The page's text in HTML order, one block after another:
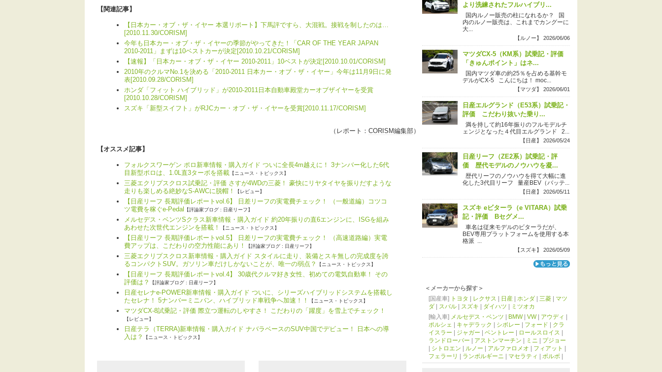
【関連記事】
【日本カー・オブ・ザ・イヤー 本選リポート】下馬評ですら、大混戦。接戦を制したのは…
[2010.11.30/CORISM]
今年も日本カー・オブ・ザ・イヤーの季節がやってきた！「CAR OF THE YEAR JAPAN
2010-2011」まずは10ベストカーが決定[2010.10.21/CORISM]
【速報】「日本カー・オブ・ザ・イヤー 2010-2011」10ベストが決定[2010.10.01/CORISM]
2010年のクルマNo.1を決める「2010-2011 日本カー・オブ・ザ・イヤー」今年は11月9日に発
表[2010.09.28/CORISM]
ホンダ「フィット ハイブリッド」が2010-2011日本自動車殿堂カーオブザイヤーを受賞
[2010.10.28/CORISM]
スズキ「新型スイフト」がRJCカー・オブ・ザ・イヤーを受賞[2010.11.17/CORISM]
（レポート： CORISM編集部）
【オススメ記事】
フォルクスワーゲン ポロ新車情報・購入ガイド ついに全長4m越えに！ 3ナンバー化した6代
目新型ポロは、1.0L直3ターボを搭載 【ニュース・トピックス】
三菱エクリプスクロス試乗記・評価 さすが4WDの三菱！ 豪快にリヤタイヤを振りだすような
走りも楽しめる絶妙なS-AWCに脱帽！
【レビュー】
【日産リーフ 長期評価レポートvol.6】 日差リーフの実電費チェック！ （一般道編）コツコ
ツ電費を稼ぐe-Pedal
【評論家ブログ : 日産リーフ】
メルセデス・ベンツSクラス新車情報・購入ガイド 約20年振りの直6エンジンに、ISGを組み
あわせた次世代エンジンを搭載！
【ニュース・トピックス】
【日産リーフ 長期評価レポートvol.5】 日差リーフの実電費チェック！ （高速道路編）実電
費アップは、こだわりの空力性能にあり！
【評論家ブログ : 日産リーフ】
三菱エクリプスクロス新車情報・購入ガイド スタイルに走り、装備とスキ無しの完成度を誇
るコンパクトSUV。ガソリン車だけしかないことが、唯一の弱点？
【ニュース・トピックス】
【日産リーフ 長期評価レポートvol.4】 30歳代クルマ好き女性、初めての電気自動車！ その
評価は？
【評論家ブログ : 日産リーフ】
日産セレナe-POWER新車情報・購入ガイド ついに、シリーズハイブリッドシステムを搭載し
たセレナ！ 5ナンバーミニバン、ハイブリッド車戦争へ加速！！
【ニュース・トピックス】
マツダCX-8試乗記・評価 際立つ運転のしやすさ！ こだわりの「躍度」を雪上でチェック！
【レビュー】
日産テラ（TERRA)新車情報・購入ガイド ナバラベースのSUV中国でデビュー！ 日本への導
入は？
【ニュース・トピックス】
より洗練されたフルハイブリ...
国内ルノー販売の柱になれるか？ 国
内のルノー販売は、これまでカングーに
大...
【ルノー】 2026/06/06
マツダCX-5（KM系）試乗記・評価
「きゅんポイント」はネ...
国内マツダ車の約25％を占める基幹モ
デルがCX-5 こんにちは！ moc...
【マツダ】 2026/06/01
日産エルグランド（E53系）試乗記・
評価 こだわり抜いた乗り...
満を持して約16年振りのフルモデルチ
ェンジとなった４代目エルグランド 2...
【日産】 2026/05/24
日産リーフ（ZE2系）試乗記・評
価 歴代モデルのノウハウを凝...
歴代リーフのノウハウを得て大幅に進
化した3代目リーフ 量産BEV（バッテ...
【日産】 2026/05/11
スズキ eビターラ（e VITARA）試乗
記・評価 Bセグメ...
車名は従来モデルのビターラだが、
BEV専用プラットフォームを使用する本
格派 ...
【スズキ】 2026/05/09
＜メーカーから探す＞
[国産車] トヨタ レクサス 日産 ホンダ 三菱
マツ
ダ
スバル スズキ ダイハツ
ミツオカ
[輸入車] メルセデス・ベンツ BMW| VW| アウディ
ポルシェ
キャデラック シボレー フォード
クラ
イスラー
ジャガー ベントレー ロールスロイス
ランドローバー
アストンマーチン ミニ
プジョー
シトロエン ルノー アルファロメオ フィアット
フェラーリ
ランボルギーニ マセラティ ボルボ